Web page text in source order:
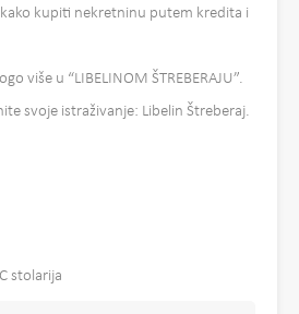
kupiti nekretninu putem kredita i
više u “LIBELINOM ŠTREBERAJU”.
svoje istraživanje: Libelin Štreberaj.
stolarija